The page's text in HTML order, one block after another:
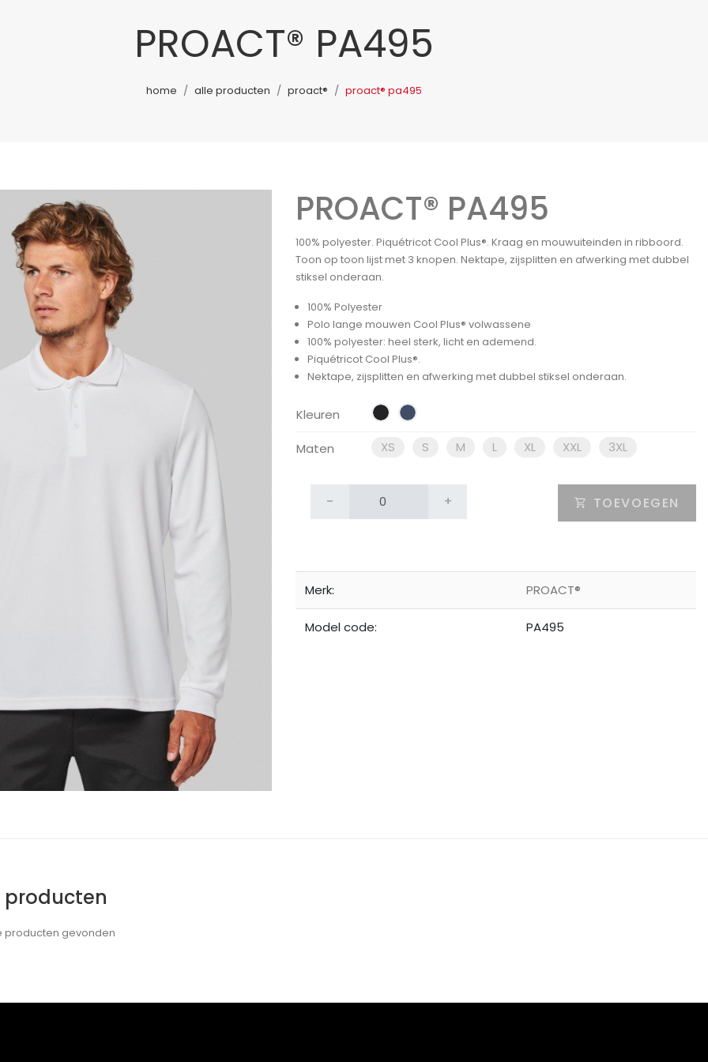
PROACT® PA495
home alle producten proact® proact® pa495
PROACT® PA495
100% polyester. Piquétricot Cool Plus®. Kraag en mouwuiteinden in ribboord.
Toon op toon lijst met 3 knopen. Nektape, zijsplitten en afwerking met dubbel
stiksel onderaan.
100% Polyester
Polo lange mouwen Cool Plus® volwassene
100% polyester: heel sterk, licht en ademend.
Piquétricot Cool Plus®.
Nektape, zijsplitten en afwerking met dubbel stiksel onderaan.
Kleuren
Maten XS S M L XL XXL 3XL
- + TOEVOEGEN
Merk: PROACT®
Model code: PA495
producten
producten gevonden